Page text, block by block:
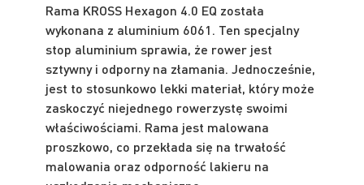
Rama KROSS Hexagon 4.0 EQ została
wykonana z aluminium 6061. Ten specjalny
stop aluminium sprawia, że rower jest
sztywny i odporny na złamania. Jednocześnie,
jest to stosunkowo lekki materiał, który może
zaskoczyć niejednego rowerzystę swoimi
właściwościami. Rama jest malowana
proszkowo, co przekłada się na trwałość
malowania oraz odporność lakieru na